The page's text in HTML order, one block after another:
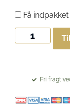
Få
Fri fragt